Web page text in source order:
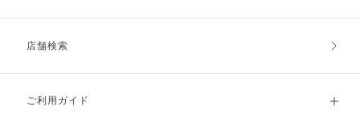
店舗検索
ご利用ガイド